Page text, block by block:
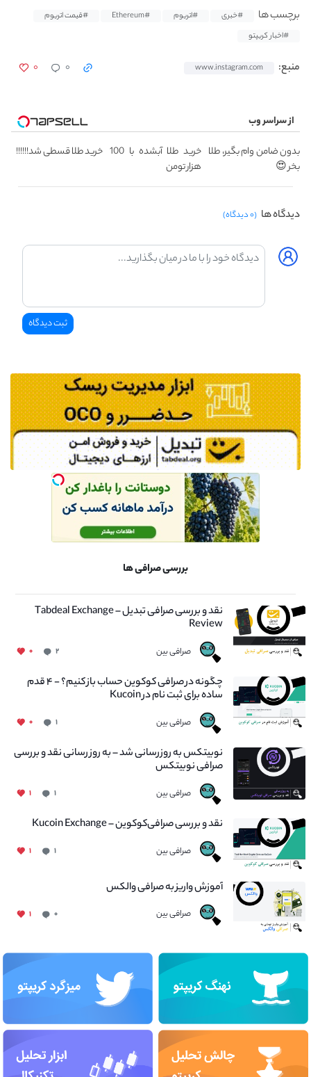
برچسب ها #خبری #اتریوم #Ethereum
#قیمت اتریوم
#اخبار کریپتو
منبع: www.instagram.com ۰ ۰
از سراسر وب
بدون ضامن وام بگیر، طلا
بخر 😍
خرید طلا آبشده با 100
هزار تومن
خرید طلا قسطی شد!!!!!!
دیدگاه ها (۰ دیدگاه)
بررسی صرافی ها
نقد و بررسی صرافی تبدیل – Tabdeal Exchange
Review
صرافی بین ۲ ۰
چگونه در صرافی کوکوین حساب باز کنیم؟ - ۴ قدم
ساده برای ثبت نام در Kucoin
صرافی بین ۱ ۰
نوبیتکس به روزرسانی شد – به روز رسانی نقد و بررسی
صرافی نوبیتکس
صرافی بین ۱ ۱
نقد و بررسی صرافی‌کوکوین – Kucoin Exchange
صرافی بین ۱ ۱
آموزش واریز به صرافی والکس
صرافی بین ۰ ۱